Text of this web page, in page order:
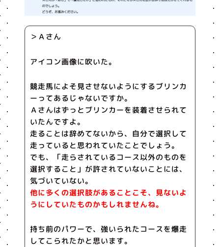
＞Ａさん
アイコン画像に吹いた。
競走馬によそ見させないようにするブリンカ
ーってあるじゃないですか。
Ａさんはずっとブリンカーを装着させられて
いたんですよ。
走ることは辞めてないから、自分で選択して
走っていると思われていたことでしょう。
でも、「走らされているコース以外のものを
選択すること」が許されていないことには、
気づいていない。
他に多くの選択肢があることこそ、見ないよ
うにしていたものかもしれませんね。
持ち前のパワーで、強いられたコースを爆走
してこられたかと思います。